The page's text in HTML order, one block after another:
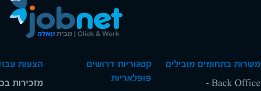
משרות בתחומים מובילים
Back Office -
קטגוריות דרושים
פופלאריות
הצעות
מזכירות